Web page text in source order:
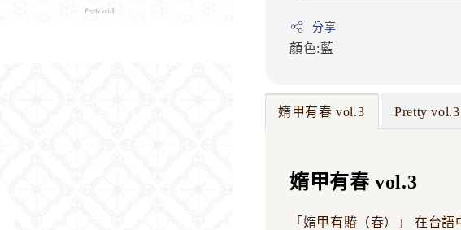
分享
顏色:藍
媠甲有春 vol.3 Pretty vol.3
媠甲有春 vol.3
「媠甲有賰（春）」 在台